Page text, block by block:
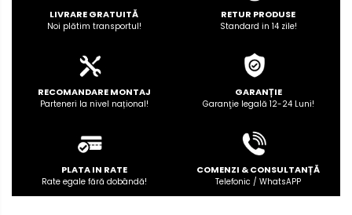
LIVRARE GRATUITĂ
Noi plătim transportul!
RETUR PRODUSE
Standard in 14 zile!
RECOMANDARE MONTAJ
Parteneri la nivel național!
GARANȚIE
Garanţie legală 12-24 Luni!
PLATA IN RATE
Rate egale fără dobândă!
COMENZI & CONSULTANȚĂ
Telefonic / WhatsAPP